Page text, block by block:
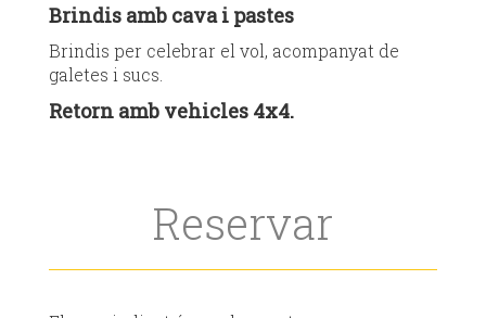
Brindis amb cava i pastes
Brindis per celebrar el vol, acompanyat de
galetes i sucs.
Retorn amb vehicles 4x4.
Reservar